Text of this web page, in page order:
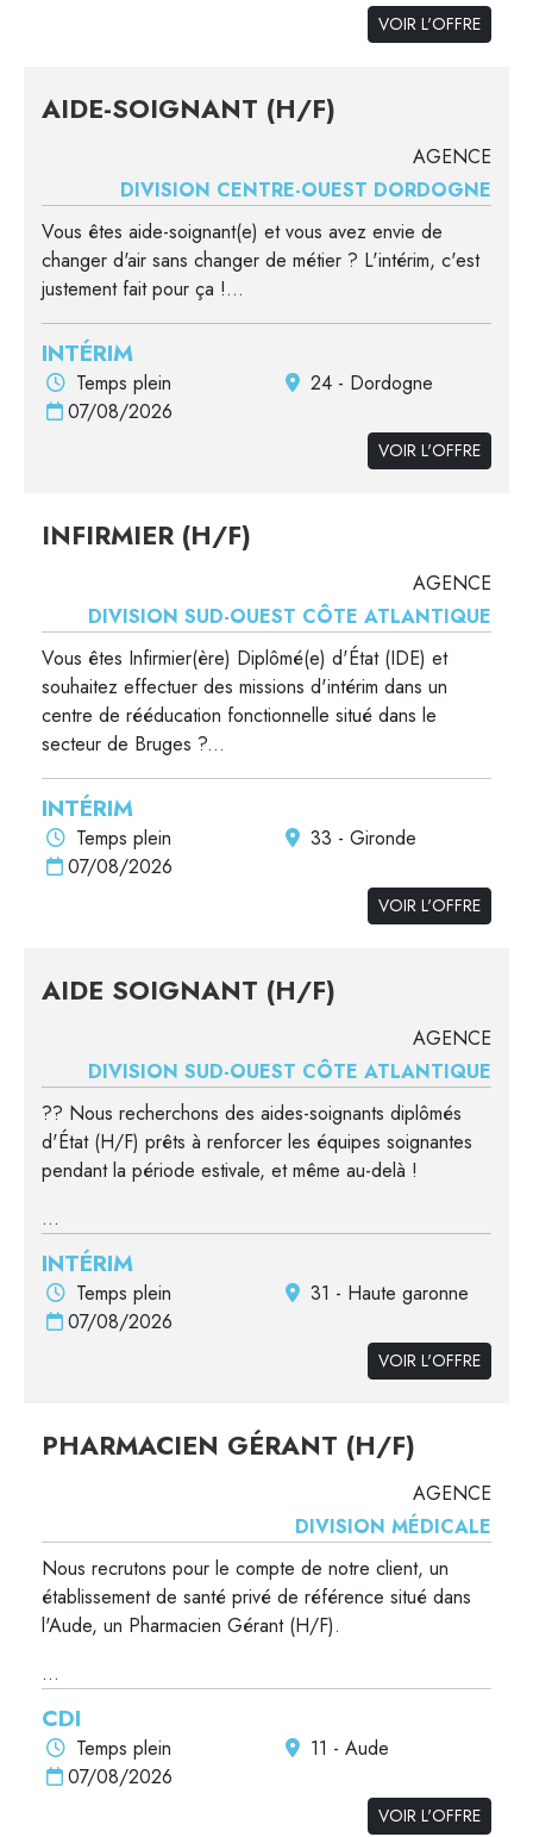
VOIR L'OFFRE
AIDE-SOIGNANT (H/F)
AGENCE
DIVISION CENTRE-OUEST DORDOGNE
Vous êtes aide-soignant(e) et vous avez envie de
changer d'air sans changer de métier ? L'intérim, c'est
justement fait pour ça !...
INTÉRIM
Temps plein
24 - Dordogne
07/08/2026
VOIR L'OFFRE
INFIRMIER (H/F)
AGENCE
DIVISION SUD-OUEST CÔTE ATLANTIQUE
Vous êtes Infirmier(ère) Diplômé(e) d'État (IDE) et
souhaitez effectuer des missions d'intérim dans un
centre de rééducation fonctionnelle situé dans le
secteur de Bruges ?...
INTÉRIM
Temps plein
33 - Gironde
07/08/2026
VOIR L'OFFRE
AIDE SOIGNANT (H/F)
AGENCE
DIVISION SUD-OUEST CÔTE ATLANTIQUE
?? Nous recherchons des aides-soignants diplômés
d'État (H/F) prêts à renforcer les équipes soignantes
pendant la période estivale, et même au-delà !
...
INTÉRIM
Temps plein
31 - Haute garonne
07/08/2026
VOIR L'OFFRE
PHARMACIEN GÉRANT (H/F)
AGENCE
DIVISION MÉDICALE
Nous recrutons pour le compte de notre client, un
établissement de santé privé de référence situé dans
l'Aude, un Pharmacien Gérant (H/F).
...
CDI
Temps plein
11 - Aude
07/08/2026
VOIR L'OFFRE